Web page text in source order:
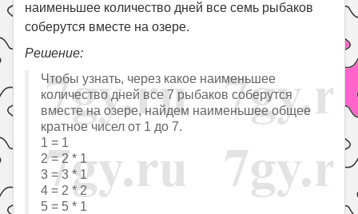
наименьшее количество дней все семь рыбаков
соберутся вместе на озере.
Решение:
Чтобы узнать, через какое наименьшее
количество дней все 7 рыбаков соберутся
вместе на озере, найдем наименьшее общее
кратное чисел от 1 до 7.
1 = 1
2 = 2 * 1
3 = 3 * 1
4 = 2 * 2
5 = 5 * 1